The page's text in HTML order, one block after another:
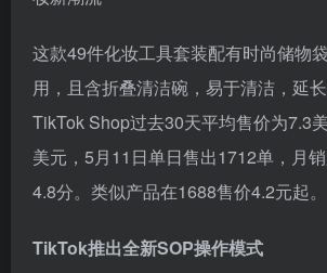
这款49件化妆工具套装配有时尚储物
用，且含折叠清洁碗，易于清洁，延长
TikTok Shop过去30天平均售价为7.3
美元，5月11日单日售出1712单，月
4.8分。类似产品在1688售价4.2元起。
TikTok推出全新SOP操作模式